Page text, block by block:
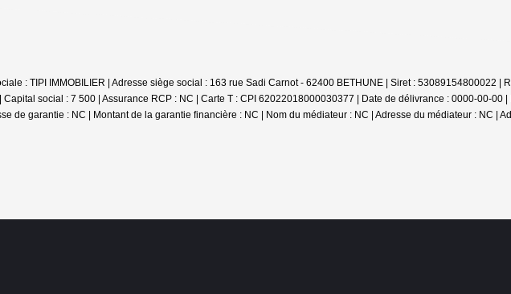
: TIPI IMMOBILIER | Adresse siège social : 163 rue Sadi Carnot - 62400 BETHUNE | Siret : 53089154800022 |
social : 7 500 | Assurance RCP : NC | Carte T : CPI 62022018000030377 | Date de délivrance : 0000-00-00
de garantie : NC | Montant de la garantie financière : NC | Nom du médiateur : NC | Adresse du médiateur : NC |